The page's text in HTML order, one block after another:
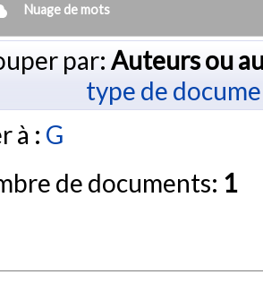
Nuage de mots
par: Auteurs ou
type de
à : G
de documents: 1